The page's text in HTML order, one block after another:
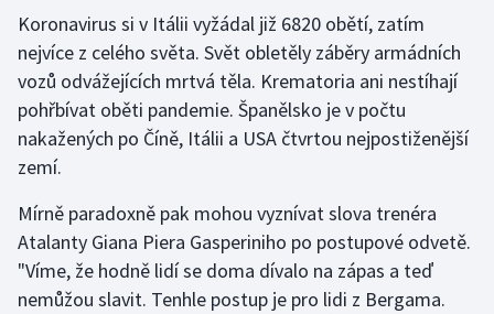
Veslování
Vodní slalom
Volejbal
Ostatní
Koronavirus si v Itálii vyžádal již 6820 obětí, zatím
nejvíce z celého světa. Svět obletěly záběry armádních
vozů odvážejících mrtvá těla. Krematoria ani nestíhají
pohřbívat oběti pandemie. Španělsko je v počtu
nakažených po Číně, Itálii a USA čtvrtou nejpostiženější
zemí.
Mírně paradoxně pak mohou vyznívat slova trenéra
Atalanty Giana Piera Gasperiniho po postupové odvetě.
"Víme, že hodně lidí se doma dívalo na zápas a teď
nemůžou slavit. Tenhle postup je pro lidi z Bergama.